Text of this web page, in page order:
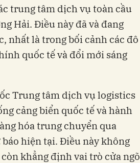
trung tâm dịch vụ toàn cầu
Hải. Điều này đã và đang
nhất là trong bối cảnh các đô
quốc tế và đổi mới sáng
Trung tâm dịch vụ logistics
cảng biển quốc tế và hành
hóa trung chuyển qua
báo hiện tại. Điều này không
khẳng định vai trò cửa ngõ